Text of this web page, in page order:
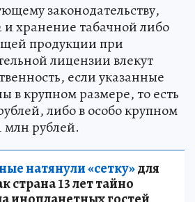
законодательству,
и хранение табачной либо
продукции при
лицензии влекут
если указанные
в крупном размере, то есть
либо в особо крупном
млн рублей.
натянули «сетку»для
страна 13 лет тайно